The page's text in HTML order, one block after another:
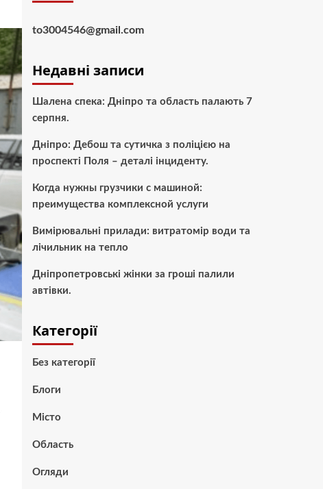
to3004546@gmail.com
Недавні записи
Шалена спека: Дніпро та область палають 7
серпня.
Дніпро: Дебош та сутичка з поліцією на
проспекті Поля – деталі інциденту.
Когда нужны грузчики с машиной:
преимущества комплексной услуги
Вимірювальні прилади: витратомір води та
лічильник на тепло
Дніпропетровські жінки за гроші палили
автівки.
Категорії
Без категорії
Блоги
Місто
Область
Огляди